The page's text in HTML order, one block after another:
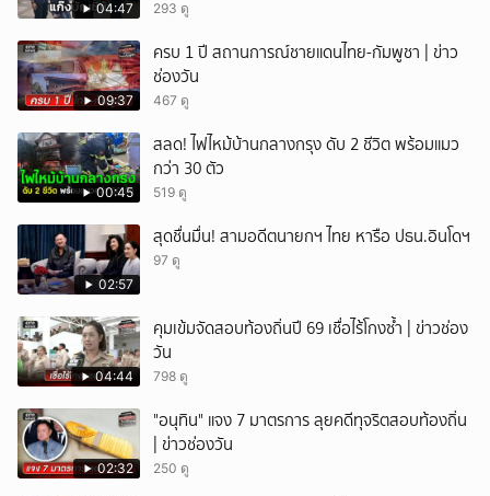
04:47
บาท
293 ดู
09:37
ครบ 1 ปี สถานการณ์ชายแดนไทย-กัมพูชา | ข่าว
ช่องวัน
467 ดู
00:45
สลด! ไฟไหม้บ้านกลางกรุง ดับ 2 ชีวิต พร้อมแมว
กว่า 30 ตัว
519 ดู
02:57
สุดชื่นมื่น! สามอดีตนายกฯ ไทย หารือ ปธน.อินโดฯ
97 ดู
04:44
คุมเข้มจัดสอบท้องถิ่นปี 69 เชื่อไร้โกงซ้ำ | ข่าวช่อง
วัน
798 ดู
02:32
"อนุทิน" แจง 7 มาตรการ ลุยคดีทุจริตสอบท้องถิ่น
| ข่าวช่องวัน
250 ดู